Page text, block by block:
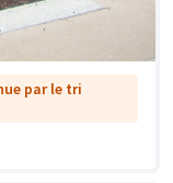
par le tri